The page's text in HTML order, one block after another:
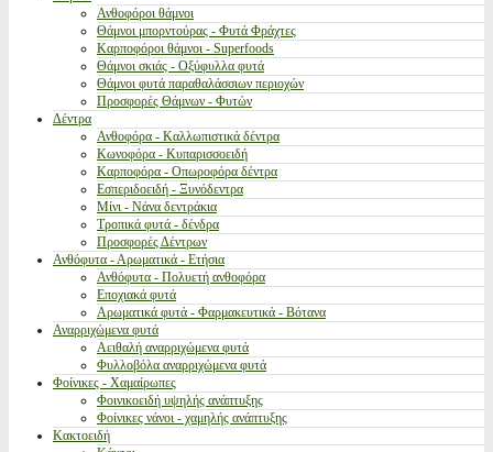
Ανθοφόροι θάμνοι
Θάμνοι μπορντούρας - Φυτά Φράχτες
Καρποφόροι θάμνοι - Superfoods
Θάμνοι σκιάς - Οξύφυλλα φυτά
Θάμνοι φυτά παραθαλάσσιων περιοχών
Προσφορές Θάμνων - Φυτών
Δέντρα
Ανθοφόρα - Καλλωπιστικά δέντρα
Κωνοφόρα - Κυπαρισσοειδή
Καρποφόρα - Οπωροφόρα δέντρα
Εσπεριδοειδή - Ξυνόδεντρα
Μίνι - Νάνα δεντράκια
Τροπικά φυτά - δένδρα
Προσφορές Δέντρων
Ανθόφυτα - Αρωματικά - Ετήσια
Ανθόφυτα - Πολυετή ανθοφόρα
Εποχιακά φυτά
Αρωματικά φυτά - Φαρμακευτικά - Βότανα
Αναρριχώμενα φυτά
Αειθαλή αναρριχώμενα φυτά
Φυλλοβόλα αναρριχώμενα φυτά
Φοίνικες - Χαμαίρωπες
Φοινικοειδή υψηλής ανάπτυξης
Φοίνικες νάνοι - χαμηλής ανάπτυξης
Κακτοειδή